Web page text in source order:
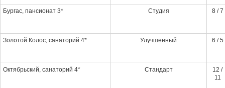
Бургас, пансионат 3* Студия 8 / 7
Золотой Колос, санаторий 4* Улучшенный 6 / 5
Октябрьский, санаторий 4* Стандарт
12 /
11